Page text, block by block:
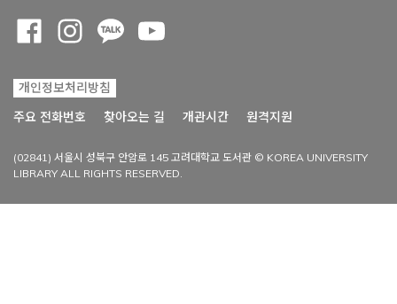
개인정보처리방침
주요 전화번호
찾아오는 길 개관시간 원격지원
(02841) 서울시 성북구 안암로 145 고려대학교 도서관 © KOREA UNIVERSITY
LIBRARY ALL RIGHTS RESERVED.
Opens a new window
Opens a new window
Opens a new window